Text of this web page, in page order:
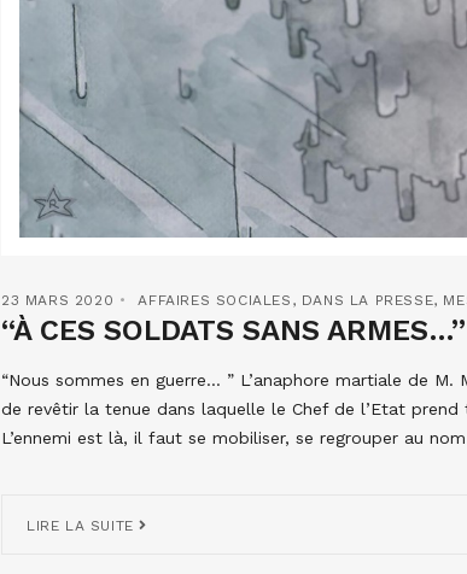
23 MARS 2020 AFFAIRES SOCIALES , DANS LA PRESSE,
“À CES SOLDATS SANS ARMES…”
“Nous sommes en guerre… ” L’anaphore martiale de
de revêtir la tenue dans laquelle le Chef de l’Etat prend
L’ennemi est là, il faut se mobiliser, se regrouper au
LIRE LA SUITE